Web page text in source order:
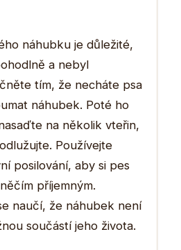
náhubku je důležité,
a nebyl
tím, že necháte psa
náhubek. Poté ho
na několik vteřin,
Používejte
posilování, aby si pes
příjemným.
naučí, že náhubek není
součástí jeho života.